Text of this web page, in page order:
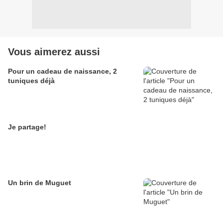
Vous aimerez aussi
Pour un cadeau de naissance, 2
tuniques déjà
Je partage!
Un brin de Muguet